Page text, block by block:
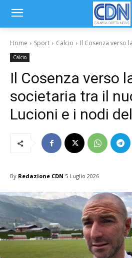
Home Sport Calcio Il Cosenza verso
Calcio
Il Cosenza verso
societaria tra il
Lucioni e i nodi
By Redazione CDN 5 Luglio 2026